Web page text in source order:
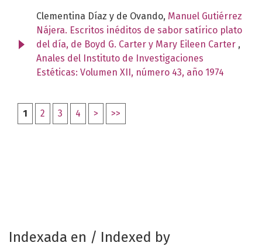
Clementina Díaz y de Ovando, Manuel Gutiérrez
Nájera. Escritos inéditos de sabor satírico plato
del día, de Boyd G. Carter y Mary Eileen Carter ,
Anales del Instituto de Investigaciones
Estéticas: Volumen XII, número 43, año 1974
1 2 3 4 > >>
Indexada en / Indexed by